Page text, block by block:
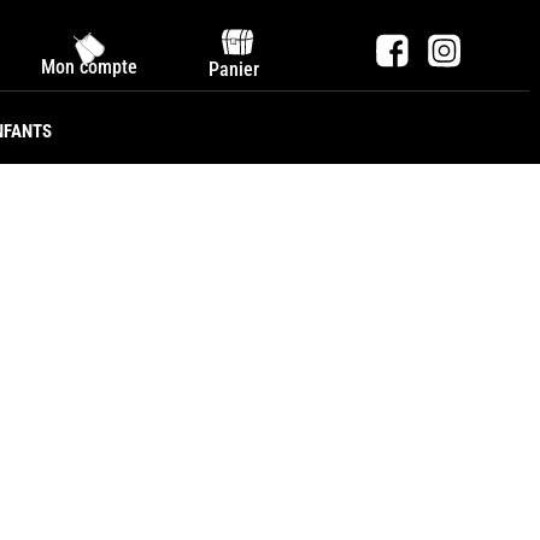
Mon compte Panier